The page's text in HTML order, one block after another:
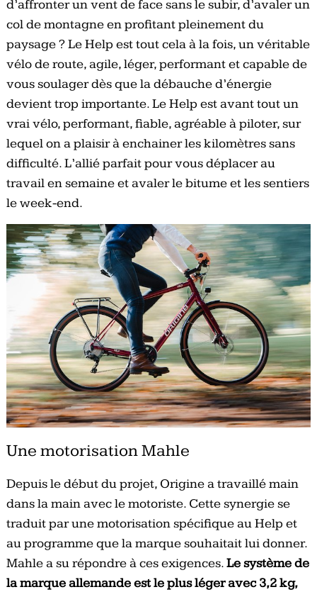
d’affronter un vent de face sans le subir, d’avaler un
col de montagne en profitant pleinement du
paysage ? Le Help est tout cela à la fois, un véritable
vélo de route, agile, léger, performant et capable de
vous soulager dès que la débauche d’énergie
devient trop importante. Le Help est avant tout un
vrai vélo, performant, fiable, agréable à piloter, sur
lequel on a plaisir à enchainer les kilomètres sans
difficulté. L’allié parfait pour vous déplacer au
travail en semaine et avaler le bitume et les sentiers
le week-end.
Une motorisation Mahle
Depuis le début du projet, Origine a travaillé main
dans la main avec le motoriste. Cette synergie se
traduit par une motorisation spécifique au Help et
au programme que la marque souhaitait lui donner.
Mahle a su répondre à ces exigences.Le système de
la marque allemande est le plus léger avec 3,2 kg,